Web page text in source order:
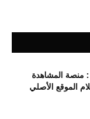
رابط موقع لاروزا laroza : منصة المشاهدة
الموقع الأصلي